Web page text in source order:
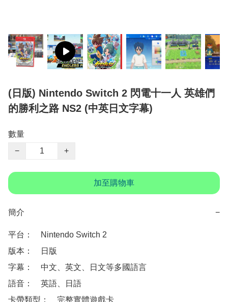
(日版) Nintendo Switch 2 閃電十一人 英雄們
的勝利之路 NS2 (中英日文字幕)
數量
−
+
加至購物車
簡介 −
平台：　Nintendo Switch 2
版本：　日版
字幕：　中文、英文、日文等多國語言
語音：　英語、日語
卡帶類型：　完整實體遊戲卡